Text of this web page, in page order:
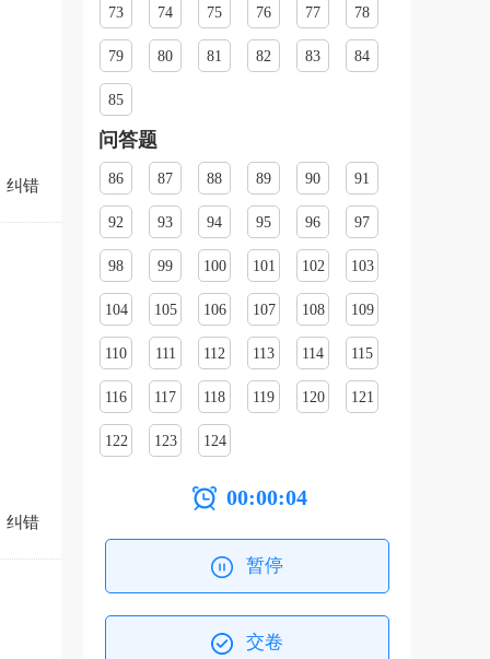
纠错
纠错
73 74 75 76 77 78
79 80 81 82 83 84
85
问答题
86 87 88 89 90 91
92 93 94 95 96 97
98 99 100 101 102 103
104 105 106 107 108 109
110 111 112 113 114 115
116 117 118 119 120 121
122 123 124
00:00:05
暂停
交卷